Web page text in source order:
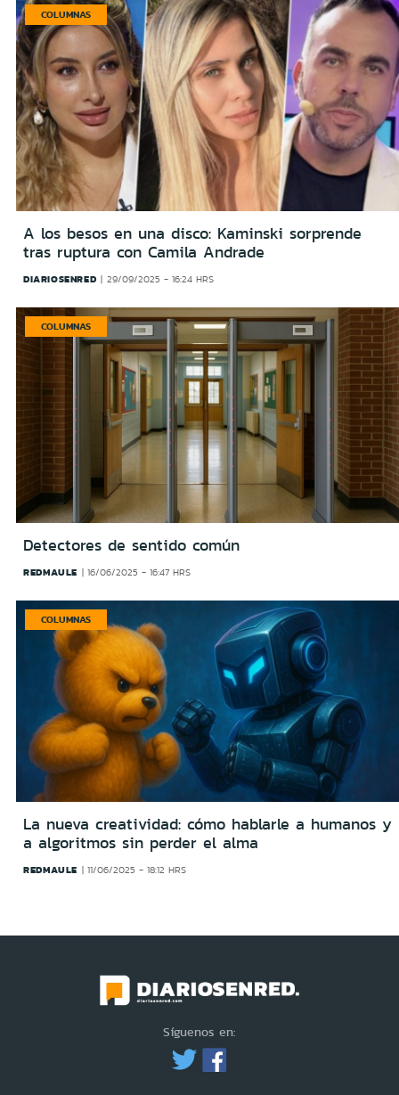
COLUMNAS
A los besos en una disco: Kaminski sorprende
tras ruptura con Camila Andrade
DIARIOSENRED 29/09/2025 - 16:24 HRS
COLUMNAS
Detectores de sentido común
REDMAULE 16/06/2025 - 16:47 HRS
COLUMNAS
La nueva creatividad: cómo hablarle a humanos y
a algoritmos sin perder el alma
REDMAULE 11/06/2025 - 18:12 HRS
Síguenos en: